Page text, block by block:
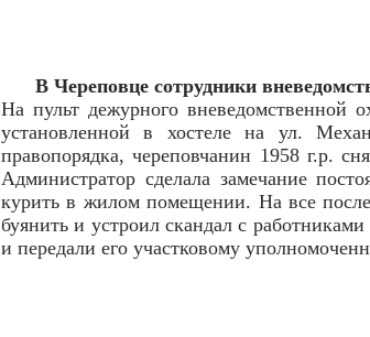
В Череповце сотрудники
На пульт дежурного вневедомственной
установленной в хостеле на ул.
правопорядка, череповчанин 1958 г.р.
Администратор сделала замечание
курить в жилом помещении. На все
буянить и устроил скандал с
и передали его участковому